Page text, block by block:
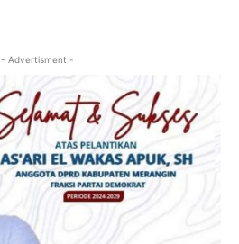
- Advertisment -